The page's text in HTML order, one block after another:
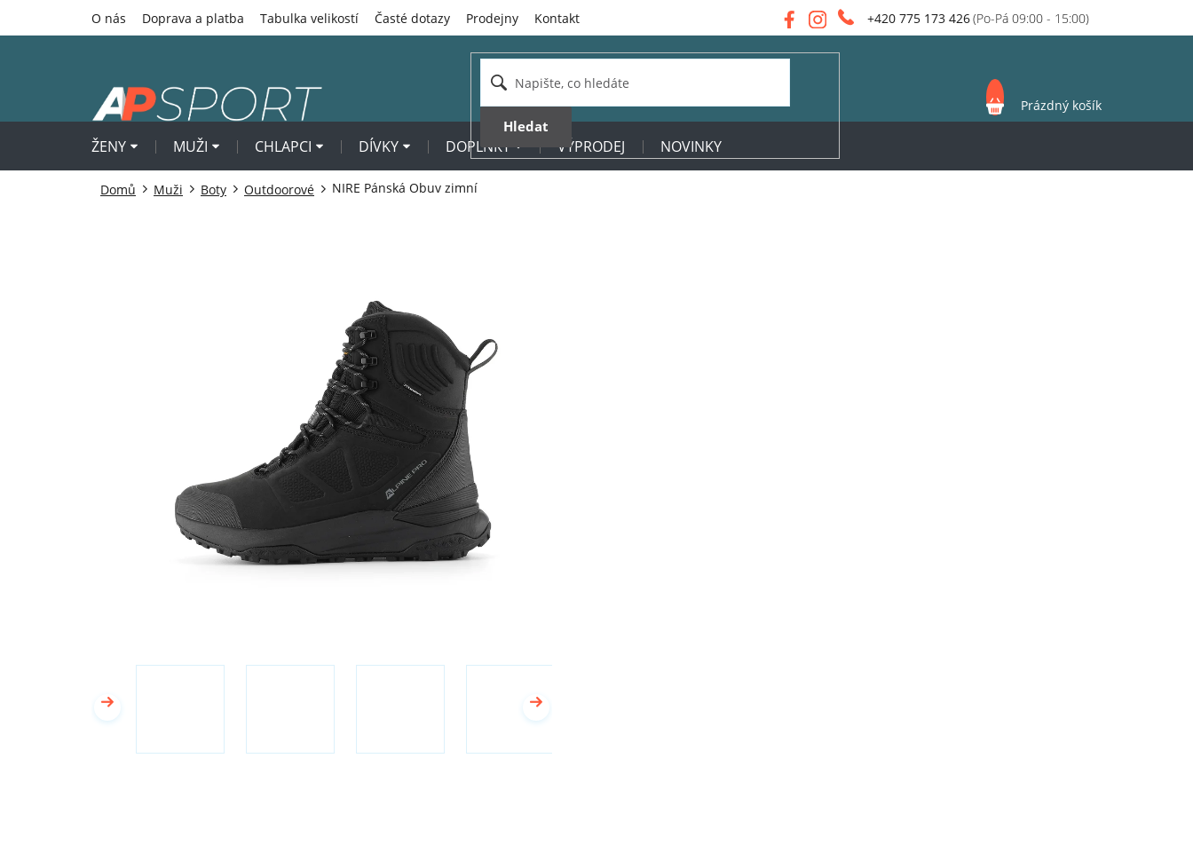
+420 775 173 426
O nás Doprava a platba Tabulka velikostí Časté dotazy Prodejny Kontakt
Hledat
NÁKUPNÍ
KOŠÍK
Prázdný košík
ŽENY MUŽI CHLAPCI DÍVKY DOPLŇKY VÝPRODEJ NOVINKY
Domů Muži Boty Outdoorové NIRE Pánská Obuv zimní